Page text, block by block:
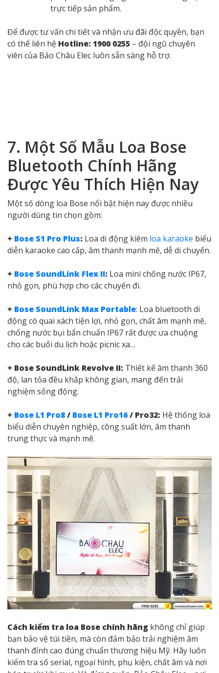
Cuối cùng,hàng giả hoặc hàng nháilà loại sao chép
6. Mua Loa Bose Chính
Hãng Ở Đâu Uy Tín Nhất?
Để tránh rủi ro khi mua loa Bose, bạn nên chọn những
đại lý phân phối chính thứcđược Bose công nhận.
Trong đó,Bảo Châu Elec là đơn vị phân phối loa Bose
chính hãng hàng đầu Việt Nam, được đông đảo khách
Bảo Châu Elec cam kết:
100% hàngchính hãng, nguyên seal,
Giá tốt nhất thị trường, nhiều chương
trình ưu đãi hấp dẫn.
Hỗ trợ kỹ thuật trọn đời, bảo hành tận
nơi, nhanh chóng.
Hệ thống showroom toàn quốc
, cho
phép khách hàng nghe thử và trải nghiệm
trực tiếp sản phẩm.
Để được tư vấn chi tiết và nhận ưu đãi độc quyền, bạn
có thể liên hệ
Hotline: 1900 0255
– đội ngũ chuyên
viên của Bảo Châu Elec luôn sẵn sàng hỗ trợ.